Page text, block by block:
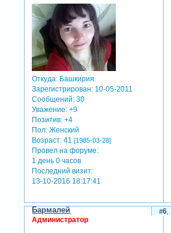
Откуда: Башкирия
Зарегистрирован: 10-05-2011
Сообщений: 30
Уважение: +9
Позитив: +4
Пол: Женский
Возраст: 41[1985-03-28]
Провел на форуме:
1 день 0 часов
Последний визит:
13-10-2016 18:17:41
6
Бармалей
Администратор